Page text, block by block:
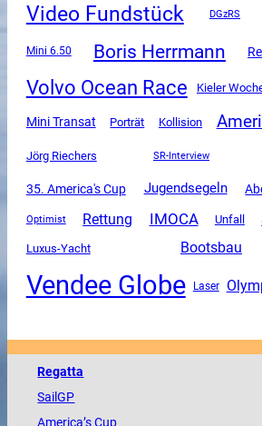
Video Fundstück DGzRS
Mini 6.50 Boris Herrmann
Volvo Ocean Race Kieler
Mini Transat Porträt Kollision
Jörg Riechers SR-Interview
35. America's Cup Jugendsegeln
Optimist Rettung IMOCA Unfall
Luxus-Yacht Bootsbau
Vendee Globe Laser
Regatta
SailGP